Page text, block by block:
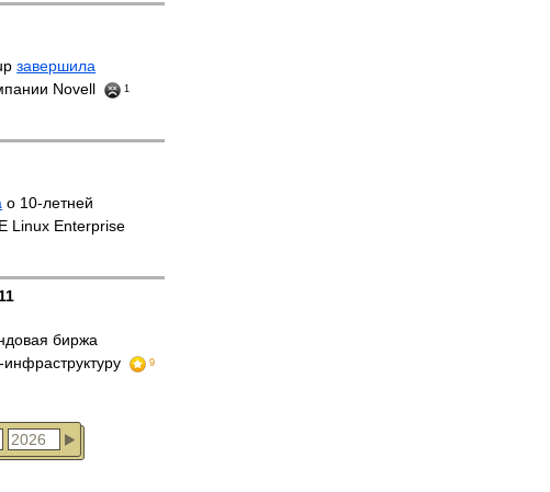
завершила
Novell
1
о 10-летней
Linux Enterprise
биржа
инфраструктуру 9